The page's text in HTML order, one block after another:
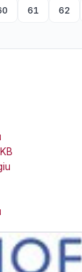
61 62